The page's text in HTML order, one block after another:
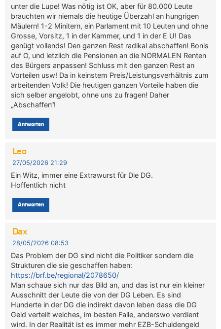
unter die Lupe! Was nötig ist OK, aber für 80.000 Leute
brauchten wir niemals die heutige Überzahl an hungrigen
Mäulern! 1-2 Minitern, ein Parlament mit 10 Leuten und ohne
Grosse, Vorsitz, 1 in der Kammer, und 1 in der E U! Das
genügt vollends! Den ganzen Rest radikal abschaffen! Bonis
auf O, und letzlich die Pensionen an die NORMALEN Renten
des Bürgers anpassen! Schluss mit den ganzen Rest an
Vorteilen usw! Da in keinstem Preis/Leistungsverhältnis zum
arbeitenden Volk! Die heutigen ganzen Vorteile haben die
sich selber angelobt, ohne uns zu fragen! Daher
„Abschaffen“!
Antworten
Leo
27/05/2026 21:29
Ein Witz, immer eine Extrawurst für Die DG.
Hoffentlich nicht
Antworten
Dax
28/05/2026 08:53
Das Problem der DG sind nicht die Politiker sondern die
Strukturen die sie geschaffen haben:
https://brf.be/regional/2078650/
Man schaue sich nur das Bild an, und das ist nur ein kleiner
Ausschnitt der Leute die von der DG Leben. Es sind
Hunderte in der DG die indirekt davon leben dass die DG
Geld verteilt welches, im besten Falle, anderswo verdient
wird. In der Realität ist es immer mehr EZB-Schuldengeld